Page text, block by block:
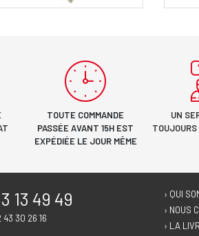
TOUTE COMMANDE
PASSÉE AVANT 15H EST
EXPÉDIÉE LE JOUR MÊME
UN
13 49 49
43 30 26 16
› QUI
› NOUS
› LA